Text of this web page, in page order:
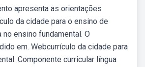
apresenta as orientações
da cidade para o ensino de
no ensino fundamental. O
em. Webcurrículo da cidade para
Componente curricular língua